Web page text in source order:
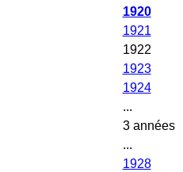
1920
1921
1922
1923
1924
...
3 années
...
1928